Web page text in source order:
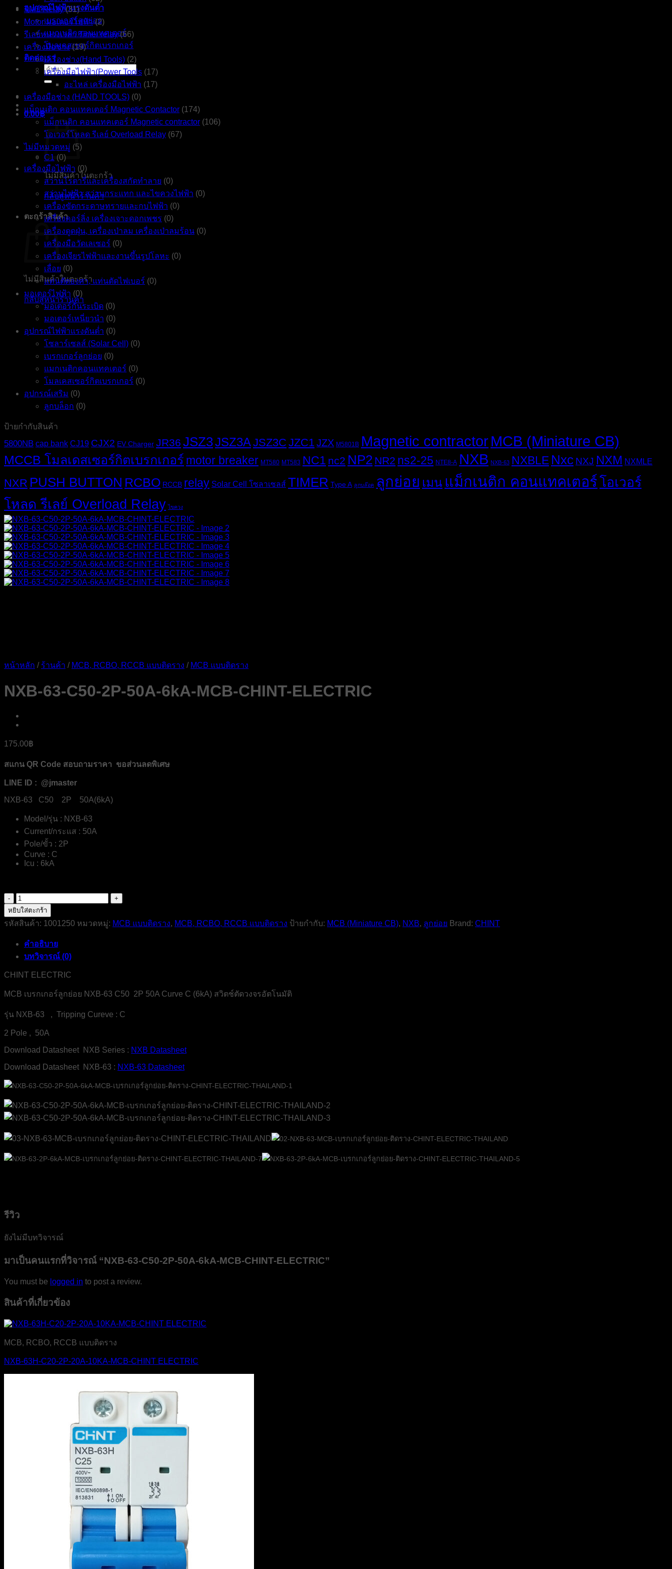
อุปกรณ์ไฟฟ้าแรงดันต่ำ
เบรกเกอร์ลูกย่อย
แมกเนติกคอนแทคเตอร์
โมลเคสเซอร์กิตเบรกเกอร์
ติดต่อเรา
ค้นหา:
0.00฿
ไม่มีสินค้าในตะกร้า
กลับสู่หน้าร้านค้า
ตะกร้าสินค้า
ไม่มีสินค้าในตะกร้า
กลับสู่หน้าร้านค้า
รีเลย์ Relay (31)
Motor มอเตอร์ไฟฟ้า (2)
รีเลย์หน่วงเวลา Timer relay (66)
เครื่องมือช่าง (19)
เครื่องช่าง(Hand Tools) (2)
เครื่องมือไฟฟ้า(Power Tools (17)
อะไหล่ เครื่องมือไฟฟ้า (17)
เครื่องมือช่าง (HAND TOOLS) (0)
แม็กเนติก คอนแทคเตอร์ Magnetic Contactor (174)
แม็กเนติก คอนแทคเตอร์ Magnetic contractor (106)
โอเวอร์โหลด รีเลย์ Overload Relay (67)
ไม่มีหมวดหมู่ (5)
C1 (0)
เครื่องมือไฟฟ้า (0)
สว่านโรตารี่และเครื่องสกัดทำลาย (0)
สว่านไฟฟ้า สว่านกระแทก และไขควงไฟฟ้า (0)
เครื่องขัดกระดาษทรายและกบไฟฟ้า (0)
เครื่องคอร์ลิ่ง เครื่องเจาะดอกเพชร (0)
เครื่องดูดฝุ่น, เครื่องเป่าลม เครื่องเป่าลมร้อน (0)
เครื่องมือวัดเลเซอร์ (0)
เครื่องเจียรไฟฟ้าและงานขึ้นรูปโลหะ (0)
เลื่อย (0)
แท่นตัดองศา, แท่นตัดไฟเบอร์ (0)
มอเตอร์ไฟฟ้า (0)
มอเตอร์กันระเบิด (0)
มอเตอร์เหนี่ยวนำ (0)
อุปกรณ์ไฟฟ้าแรงดันต่ำ (0)
โซลาร์เซลส์ (Solar Cell) (0)
เบรกเกอร์ลูกย่อย (0)
แมกเนติกคอนแทคเตอร์ (0)
โมลเคสเซอร์กิตเบรกเกอร์ (0)
อุปกรณ์เสริม (0)
ลูกบล็อก (0)
ป้ายกำกับสินค้า
5800NB cap bank CJ19 CJX2 EV Charger JR36 JSZ3JSZ3AJSZ3C JZC1JZX M5801B Magnetic contractorMCB (Miniature CB)
MCCB โมลเดสเซอร์กิตเบรกเกอร์ motor breaker MT580 MT583 NC1 nc2 NP2 NR2 ns2-25 NTE8-A NXB NXB-63 NXBLE Nxc NXJ NXM NXMLE
NXR PUSH BUTTON RCBO RCCB relay Solar Cell โซลาเซลส์ TIMER Type A ลูกบล๊อค ลูกย่อย เมน แม็กเนติก คอนแทคเตอร์โอเวอร์
โหลด รีเลย์ Overload Relay ไขควง
หน้าหลัก / ร้านค้า / MCB, RCBO, RCCB แบบติดราง / MCB แบบติดราง
NXB-63-C50-2P-50A-6kA-MCB-CHINT-ELECTRIC
175.00฿
สแกน QR Code สอบถามราคา ขอส่วนลดพิเศษ
LINE ID : @jmaster
NXB-63 C50 2P 50A(6kA)
Model/รุ่น : NXB-63
Current/กระแส : 50A
Pole/ขั้ว : 2P
Curve : C
Icu : 6kA
จำนวน
NXB-
63-
C50-
50A-
6kA-
CHINT-
ชิ้น
หยิบใส่ตะกร้า
รหัสสินค้า: 1001250 หมวดหมู่: MCB แบบติดราง, MCB, RCBO, RCCB แบบติดราง ป้ายกำกับ: MCB (Miniature CB), NXB, ลูกย่อย Brand: CHINT
คำอธิบาย
บทวิจารณ์ (0)
CHINT ELECTRIC
MCB เบรกเกอร์ลูกย่อย NXB-63 C50 2P 50A Curve C (6kA) สวิตช์ตัดวงจรอัตโนมัติ
รุ่น NXB-63 , Tripping Cureve : C
2 Pole , 50A
Download Datasheet NXB Series : NXB Datasheet
Download Datasheet NXB-63 : NXB-63 Datasheet
รีวิว
ยังไม่มีบทวิจารณ์
มาเป็นคนแรกที่วิจารณ์ “NXB-63-C50-2P-50A-6kA-MCB-CHINT-ELECTRIC”
You must be logged in to post a review.
สินค้าที่เกี่ยวข้อง
MCB, RCBO, RCCB แบบติดราง
NXB-63H-C20-2P-20A-10KA-MCB-CHINT ELECTRIC